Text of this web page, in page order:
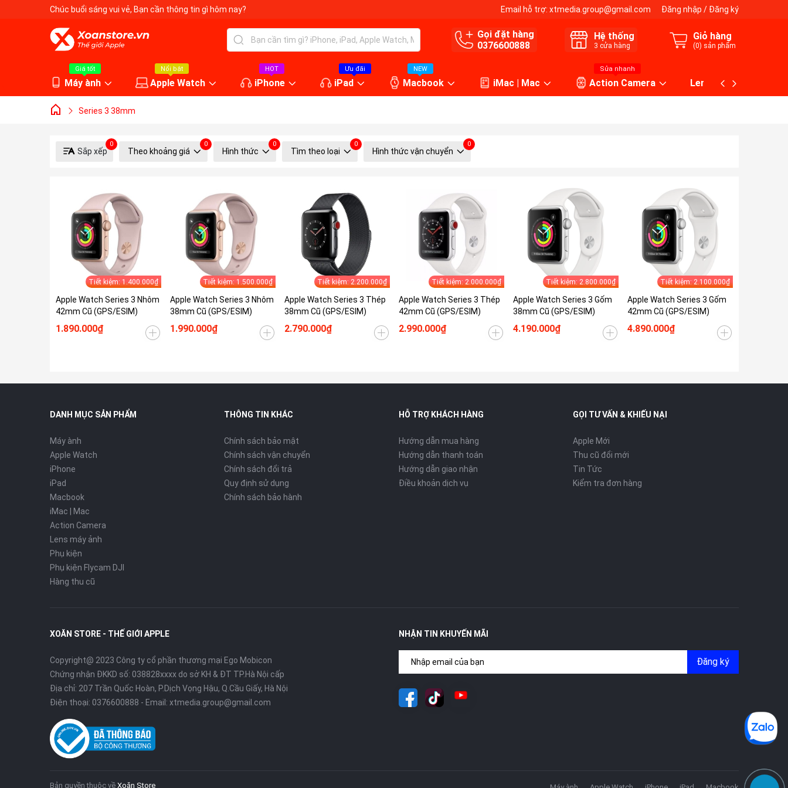
Chúc buổi sáng vui vẻ, Bạn cần thông tin gì hôm nay? Email hỗ trợ: xtmedia.group@gmail.com Đăng nhập / Đăng ký
Gọi đặt hàng
0376600888
Hệ thống
3 cửa hàng
Giỏ hàng
(0) sản phẩm
Giá tốt
Máy ành
Nổi bật
Apple Watch
HOT
iPhone
Ưu đãi
iPad
NEW
Macbook iMac | Mac
Sửa nhanh
Action Camera Lens máy ảnh
Series 3 38mm
Sắp xếp
0
Theo khoảng giá
0
Hình thức
0
Tìm theo loại
0
Hình thức vận chuyển
0
Tiết kiệm: 1.400.000₫
Apple Watch Series 3 Nhôm
42mm Cũ (GPS/ESIM)
1.890.000₫
Tiết kiệm: 1.500.000₫
Apple Watch Series 3 Nhôm
38mm Cũ (GPS/ESIM)
1.990.000₫
Tiết kiệm: 2.200.000₫
Apple Watch Series 3 Thép
38mm Cũ (GPS/ESIM)
2.790.000₫
Tiết kiệm: 2.000.000₫
Apple Watch Series 3 Thép
42mm Cũ (GPS/ESIM)
2.990.000₫
Tiết kiệm: 2.800.000₫
Apple Watch Series 3 Gốm
38mm Cũ (GPS/ESIM)
4.190.000₫
Tiết kiệm: 2.100.000₫
Apple Watch Series 3 Gốm
42mm Cũ (GPS/ESIM)
4.890.000₫
DANH MỤC SẢN PHẨM
Máy ành
Apple Watch
iPhone
iPad
Macbook
iMac | Mac
Action Camera
Lens máy ảnh
Phụ kiện
Phụ kiện Flycam DJI
Hàng thu cũ
THÔNG TIN KHÁC
Chính sách bảo mật
Chính sách vận chuyển
Chính sách đổi trả
Quy định sử dụng
Chính sách bảo hành
HỖ TRỢ KHÁCH HÀNG
Hướng dẫn mua hàng
Hướng dẫn thanh toán
Hướng dẫn giao nhận
Điều khoản dịch vụ
GỌI TƯ VẤN & KHIẾU NẠI
Apple Mới
Thu cũ đổi mới
Tin Tức
Kiểm tra đơn hàng
XOĂN STORE - THẾ GIỚI APPLE
Copyright@ 2023 Công ty cổ phần thương mại Ego Mobicon
Chứng nhận ĐKKD số: 038828xxxx do sở KH & ĐT TP.Hà Nội cấp
Địa chỉ: 207 Trần Quốc Hoàn, P.Dịch Vọng Hậu, Q.Cầu Giấy, Hà Nội
Điện thoại: 0376600888 - Email: xtmedia.group@gmail.com
NHẬN TIN KHUYẾN MÃI
Đăng ký
Bản quyền thuộc về Xoăn Store